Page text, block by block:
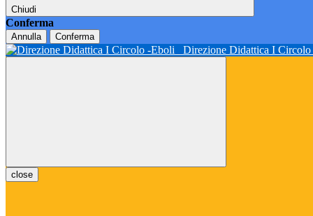
Chiudi
Conferma
Annulla Conferma
Direzione Didattica I Circolo
close